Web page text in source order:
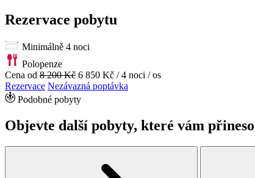
Rezervace pobytu
Minimálně 4 noci
Polopenze
Cena od 8 200 Kč 6 850 Kč / 4 noci / os
Rezervace Nezávazná poptávka
Podobné pobyty
Objevte další pobyty, které vám